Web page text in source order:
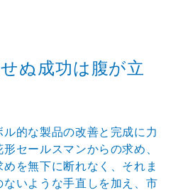
ぬ成功は腹が立
的な製品の改善と完成に力
セールスマンからの求め、
を無下に断れなく、それま
いような手直しを加え、市